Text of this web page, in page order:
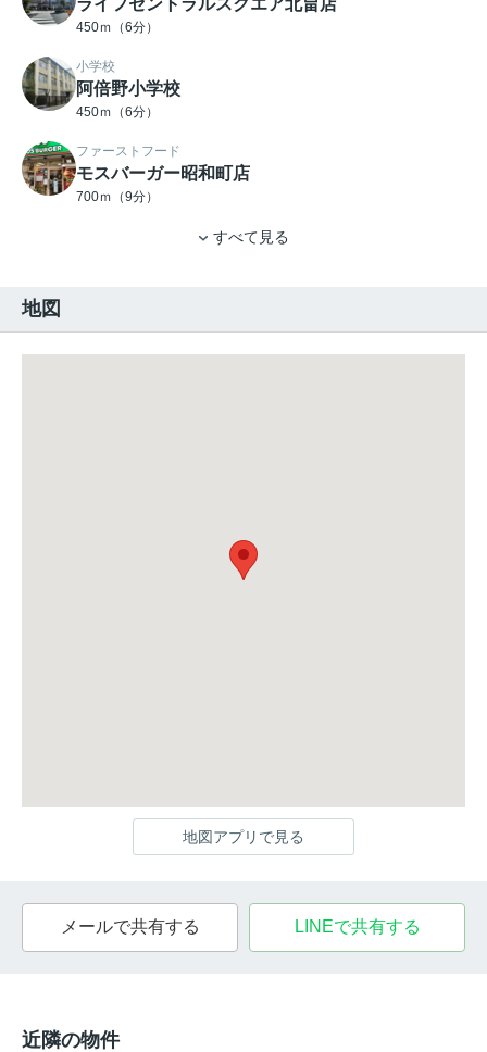
ライフセントラルスクエア北畠店
450ｍ（6分）
小学校
阿倍野小学校
450ｍ（6分）
ファーストフード
モスバーガー昭和町店
700ｍ（9分）
すべて見る
地図
地図アプリで見る
メールで共有する LINEで共有する
近隣の物件